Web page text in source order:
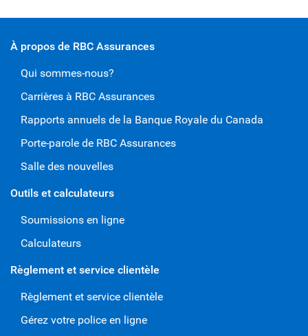
À propos de RBC Assurances
Qui sommes-nous?
Carrières à RBC Assurances
Rapports annuels de la Banque Royale du Canada
Porte-parole de RBC Assurances
Salle des nouvelles
Outils et calculateurs
Soumissions en ligne
Calculateurs
Règlement et service clientèle
Règlement et service clientèle
Gérez votre police en ligne